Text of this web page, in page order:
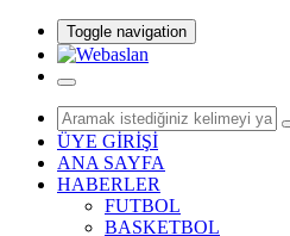
Toggle navigation
ÜYE GİRİŞİ
ANA SAYFA
HABERLER
FUTBOL
BASKETBOL